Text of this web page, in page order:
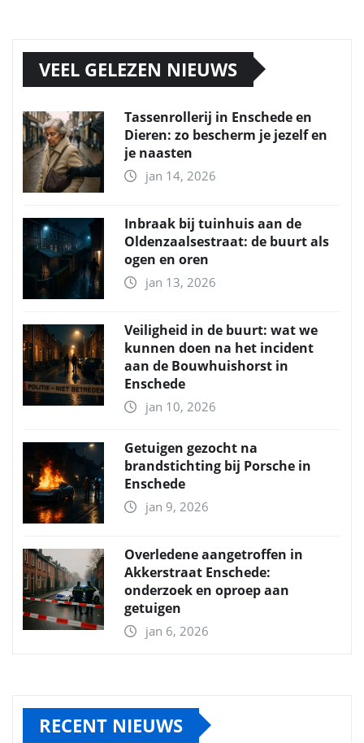
VEEL GELEZEN NIEUWS
Tassenrollerij in Enschede en
Dieren: zo bescherm je jezelf en
je naasten
jan 14, 2026
Inbraak bij tuinhuis aan de
Oldenzaalsestraat: de buurt als
ogen en oren
jan 13, 2026
Veiligheid in de buurt: wat we
kunnen doen na het incident
aan de Bouwhuishorst in
Enschede
jan 10, 2026
Getuigen gezocht na
brandstichting bij Porsche in
Enschede
jan 9, 2026
Overledene aangetroffen in
Akkerstraat Enschede:
onderzoek en oproep aan
getuigen
jan 6, 2026
RECENT NIEUWS